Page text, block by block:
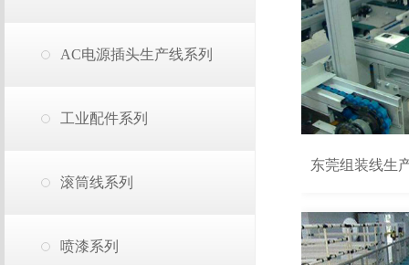
AC电源插头生产线系列
工业配件系列
滚筒线系列
喷漆系列
东莞组装线生